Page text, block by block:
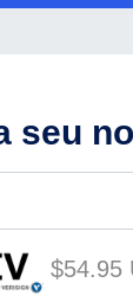
seu
$54.95